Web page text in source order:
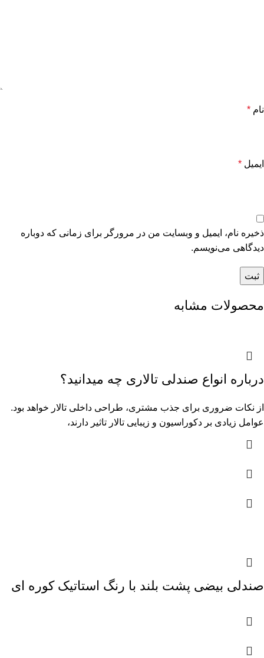
نام *
ایمیل *
ذخیره نام، ایمیل و وبسایت من در مرورگر برای زمانی که دوباره
دیدگاهی می‌نویسم.
محصولات مشابه
درباره انواع صندلی تالاری چه میدانید؟
از نکات ضروری برای جذب مشتری، طراحی داخلی تالار خواهد بود.
عوامل زیادی بر دکوراسیون و زیبایی تالار تاثیر دارند،
صندلی بیضی پشت بلند با رنگ استاتیک کوره ای